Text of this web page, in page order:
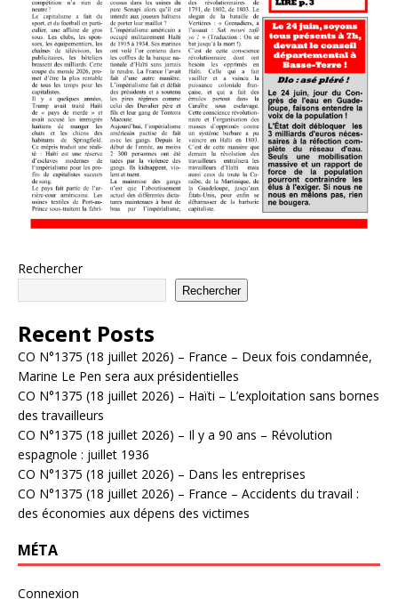
Rechercher
Rechercher
Recent Posts
CO N°1375 (18 juillet 2026) – France – Deux fois condamnée,
Marine Le Pen sera aux présidentielles
CO N°1375 (18 juillet 2026) – Haïti – L’exploitation sans bornes
des travailleurs
CO N°1375 (18 juillet 2026) – Il y a 90 ans – Révolution
espagnole : juillet 1936
CO N°1375 (18 juillet 2026) – Dans les entreprises
CO N°1375 (18 juillet 2026) – France – Accidents du travail :
des économies aux dépens des victimes
MÉTA
Connexion